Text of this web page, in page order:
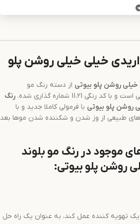
خیلی خیلی روشن پلو
خیلی روشن پلو بیوتی از دسته رنگ مو
11.21 شماره گذاری شده.
رنگ
روشن پلو بیوتی با فرمولی کاملا جدید و با
های طبیعی از وز شدن و شکننده شدن موها بعد
موجود در رنگ مو بلوند
روشن پلو بیوتی:
تهویه کننده عمل کند، به عنوان یک راه حل